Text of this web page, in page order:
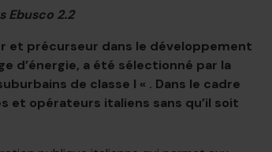
Ebusco 2.2
et précurseur dans le développement
d’énergie, a été sélectionné par la
de classe I « . Dans le cadre
et opérateurs italiens sans qu’il soit